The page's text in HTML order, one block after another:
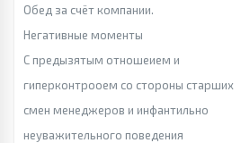
Обед за счёт компании.
Негативные моменты
С предызятым отношеием и
гиперконтрооем со стороны старших
смен менеджеров и инфантильно
неуважительного поведения